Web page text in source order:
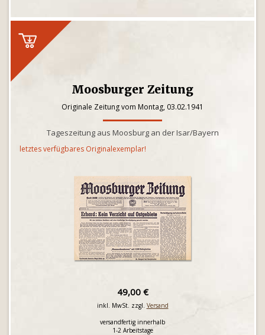
Moosburger Zeitung
Originale Zeitung vom Montag, 03.02.1941
Tageszeitung aus Moosburg an der Isar/Bayern
letztes verfügbares Originalexemplar!
49,00 €
inkl. MwSt. zzgl. Versand
versandfertig innerhalb
1-2 Arbeitstage